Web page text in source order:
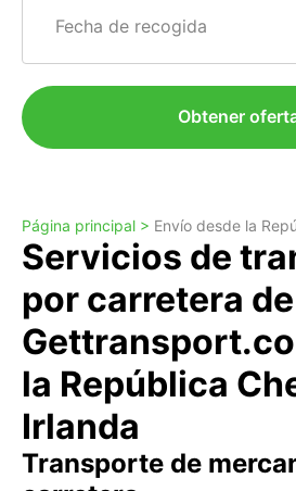
Fecha de recogida
Obtener
Página principal > Envío desde la
Servicios de
por carretera de
la República
Irlanda
Transporte de